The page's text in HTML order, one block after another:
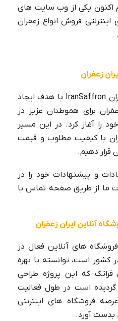
اکنون یکی از وب سایت های
فروش انواع زعفران
زعفران
IranSaffron با هدف ایجاد
برای هموطنان عزیز در
فعالیت خود را آغاز کرد. در این مسیر
با کیفیت مطلوب و قیمت
قرار دهیم.
و پیشنهادات خود را در
از طریق صفحه تماس با
آنلاین ایران زعفران
های آنلاین فعال در
کشور است، توانسته با بهره
فراتک که این پروژه طراحی
است در طول فعالیت
فروشگاه های اینترنتی
بدست آورد.